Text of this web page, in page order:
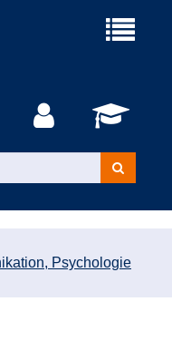
Menü
Kurse
suchen
Psychologie